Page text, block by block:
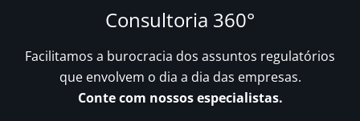
Consultoria 360°
Facilitamos a burocracia dos assuntos regulatórios
que envolvem o dia a dia das empresas.
Conte com nossos especialistas.